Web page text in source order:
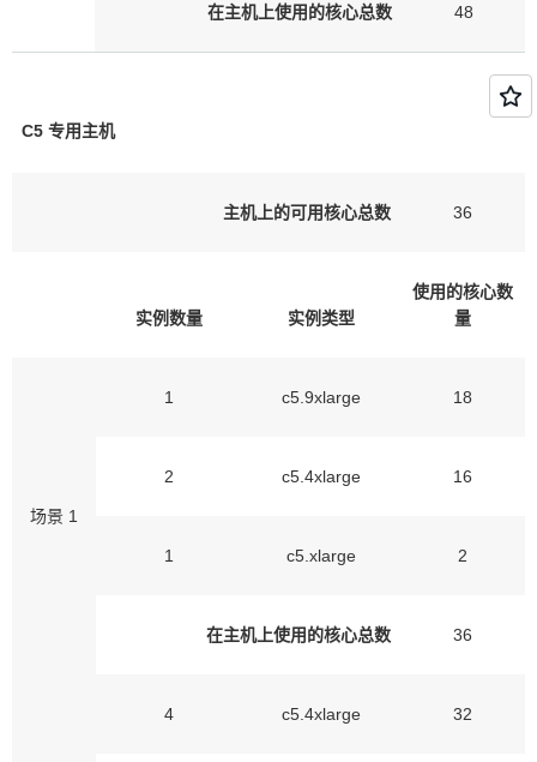
在主机上使用的核心总数 48
C5 专用主机
主机上的可用核心总数 36
实例数量 实例类型
使用的核心数
量
场景 1
1 c5.9xlarge 18
2 c5.4xlarge 16
1 c5.xlarge 2
在主机上使用的核心总数 36
4 c5.4xlarge 32